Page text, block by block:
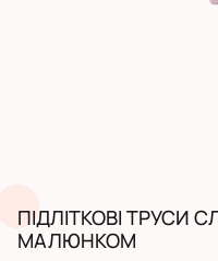
ПІДЛІТКОВІ ТРУСИ
МАЛЮНКОМ